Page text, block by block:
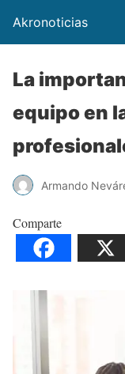
Akronoticias
La
equipo en
Armando
Comparte